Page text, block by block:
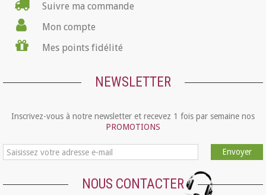
Suivre ma commande
Mon compte
Mes points fidélité
NEWSLETTER
Inscrivez-vous à notre newsletter et recevez 1 fois par semaine nos
PROMOTIONS
Envoyer
NOUS CONTACTER